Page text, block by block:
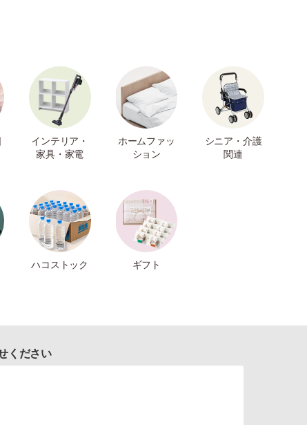
インテリア・
家具・家電
ホームファッ
ション
シニア・介護
関連
ハコストック ギフト
ください